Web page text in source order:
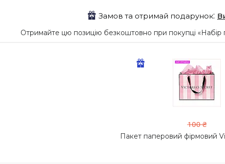
Замов та отримай подарунок
Отримайте цю позицію безкоштовно при покупці
100 ₴
Пакет паперовий фірмовий